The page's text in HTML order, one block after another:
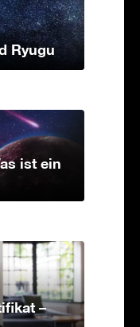
Ryugu
ist ein
–